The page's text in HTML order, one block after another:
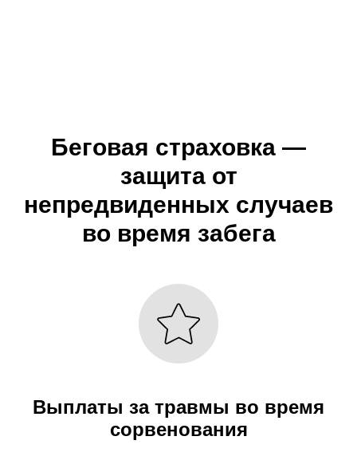
Беговая страховка —
защита от
непредвиденных случаев
во время забега
Выплаты за травмы во время
сорвенования